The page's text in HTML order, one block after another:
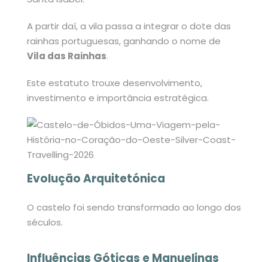
A partir daí, a vila passa a integrar o dote das
rainhas portuguesas, ganhando o nome de
Vila das Rainhas.
Este estatuto trouxe desenvolvimento,
investimento e importância estratégica.
Evolução Arquitetónica
O castelo foi sendo transformado ao longo dos
séculos.
Influências Góticas e Manuelinas